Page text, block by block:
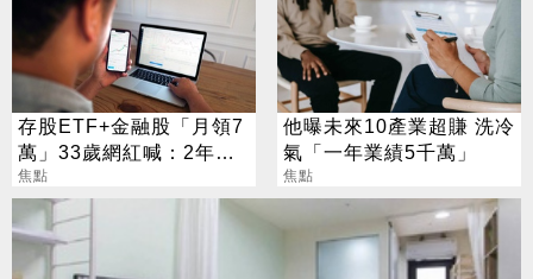
存股ETF+金融股「月領7
萬」33歲網紅喊：2年內
要退休
焦點
他曝未來10產業超賺 洗冷
氣「一年業績5千萬」
焦點